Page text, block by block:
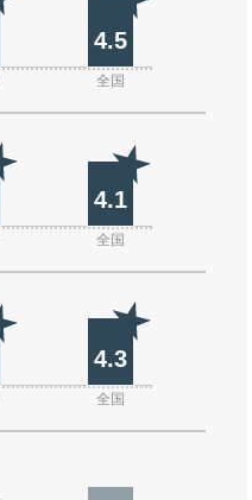
4.5
全国
4.1
全国
4.3
全国